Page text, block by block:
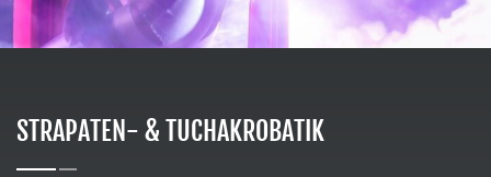
STRAPATEN- & TUCHAKROBATIK